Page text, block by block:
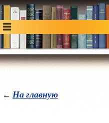
← На главную